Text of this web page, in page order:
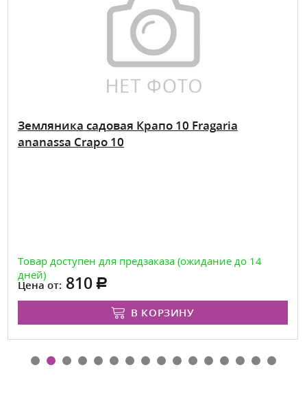
Земляника садовая Крапо 10 Fragaria
ananassa Crapo 10
Товар доступен для предзаказа (ожидание до 14
дней)
Цена от: 810
В КОРЗИНУ